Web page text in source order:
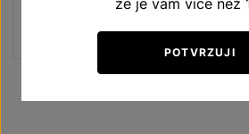
1 440 Kč
že je vám více než
POTVRZUJI